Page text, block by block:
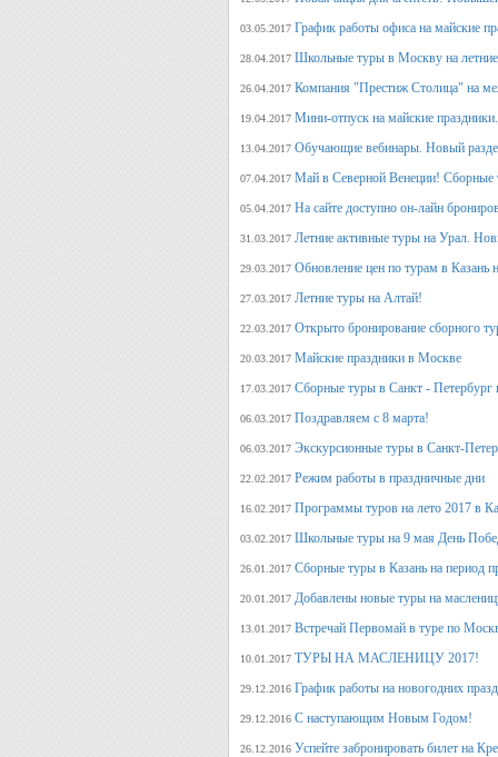
03.05.2017 График работы офиса на майские
28.04.2017 Школьные туры в Москву на
26.04.2017 Компания "Престиж Столица" на
19.04.2017 Мини-отпуск на майские
13.04.2017 Обучающие вебинары. Новый
07.04.2017 Май в Северной Венеции! Сборные
05.04.2017 На сайте доступно он-лайн
31.03.2017 Летние активные туры на Урал.
29.03.2017 Обновление цен по турам в Казань
27.03.2017 Летние туры на Алтай!
22.03.2017 Открыто бронирование сборного
20.03.2017 Майские праздники в Москве
17.03.2017 Сборные туры в Санкт - Петербург
06.03.2017 Поздравляем с 8 марта!
06.03.2017 Экскурсионные туры в Санкт-
22.02.2017 Режим работы в праздничные дни
16.02.2017 Программы туров на лето 2017 в
03.02.2017 Школьные туры на 9 мая День
26.01.2017 Сборные туры в Казань на период
20.01.2017 Добавлены новые туры на
13.01.2017 Встречай Первомай в туре по
10.01.2017 ТУРЫ НА МАСЛЕНИЦУ 2017!
29.12.2016 График работы на новогодних
29.12.2016 С наступающим Новым Годом!
26.12.2016 Успейте забронировать билет на